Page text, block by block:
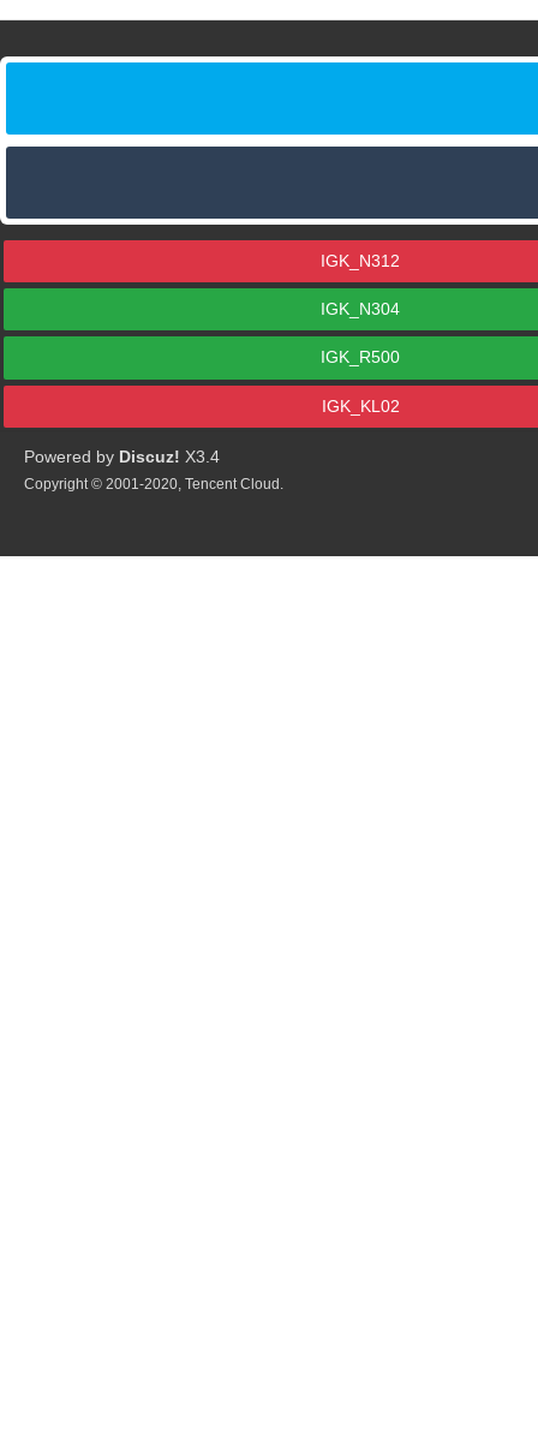
IGK_N312
IGK_N304
IGK_R500
IGK_KL02
Powered by Discuz! X3.4
Copyright © 2001-2020, Tencent Cloud.